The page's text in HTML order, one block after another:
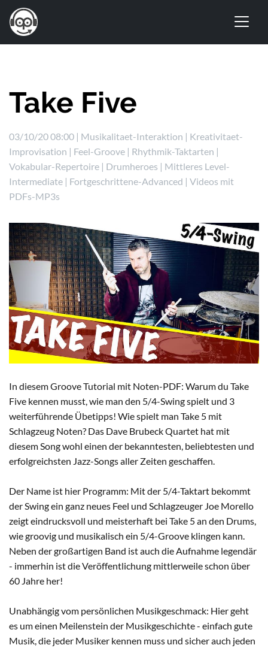
Take Five
03/10/20 08:00 | Musikalitaet-Interaktion | Kreativitaet-
Improvisation | Feel-Groove | Rhythmik-Taktarten |
Vokabular-Repertoire | Drumheroes | Mittleres Level-
Intermediate | Fortgeschrittene-Advanced | Videos mit
PDFs-MP3s
In diesem Groove Tutorial mit Noten-PDF: Warum du Take
Five kennen musst, wie man den 5/4-Swing spielt und 3
weiterführende Übetipps! Wie spielt man Take 5 mit
Schlagzeug Noten? Das Dave Brubeck Quartet hat mit
diesem Song wohl einen der bekanntesten, beliebtesten und
erfolgreichsten Jazz-Songs aller Zeiten geschaffen.
Der Name ist hier Programm: Mit der 5/4-Taktart bekommt
der Swing ein ganz neues Feel und Schlagzeuger Joe Morello
zeigt eindrucksvoll und meisterhaft bei Take 5 an den Drums,
wie groovig und musikalisch ein 5/4-Groove klingen kann.
Neben der großartigen Band ist auch die Aufnahme legendär
- immerhin ist die Veröffentlichung mittlerweile schon über
60 Jahre her!
Unabhängig vom persönlichen Musikgeschmack: Hier geht
es um einen Meilenstein der Musikgeschichte - einfach gute
Musik, die jeder Musiker kennen muss und sicher auch jeden